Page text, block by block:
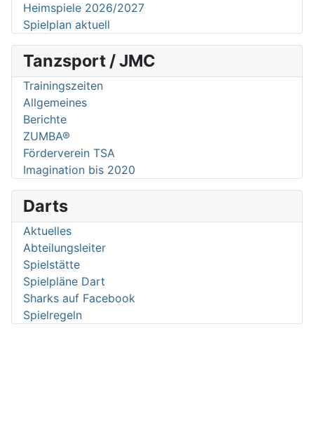
Heimspiele 2026/2027
Spielplan aktuell
Tanzsport / JMC
Trainingszeiten
Allgemeines
Berichte
ZUMBA®
Förderverein TSA
Imagination bis 2020
Darts
Aktuelles
Abteilungsleiter
Spielstätte
Spielpläne Dart
Sharks auf Facebook
Spielregeln